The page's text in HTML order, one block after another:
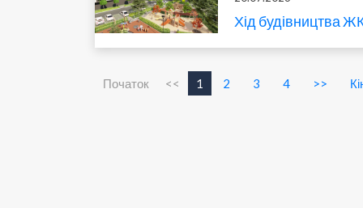
Хід будівництва
Початок << 1 2 3 4 >>